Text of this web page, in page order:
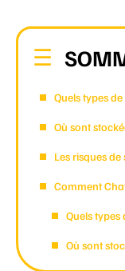
Quels types
Où sont
Les risques
Comment
Quels types
Où sont